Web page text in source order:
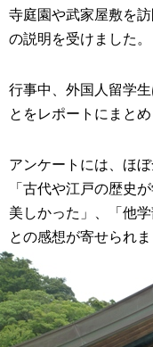
寺庭園や武家屋敷を
の説明を受けました。
行事中、外国人留学
とをレポートにまとめ
アンケートには、ほ
「古代や江戸の歴史
美しかった」、「他
との感想が寄せられま